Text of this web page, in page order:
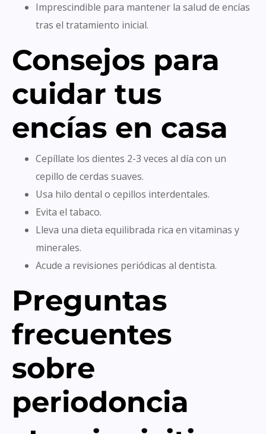
Imprescindible para mantener la salud de encías
tras el tratamiento inicial.
Consejos para
cuidar tus
encías en casa
Cepíllate los dientes 2-3 veces al día con un
cepillo de cerdas suaves.
Usa hilo dental o cepillos interdentales.
Evita el tabaco.
Lleva una dieta equilibrada rica en vitaminas y
minerales.
Acude a revisiones periódicas al dentista.
Preguntas
frecuentes
sobre
periodoncia